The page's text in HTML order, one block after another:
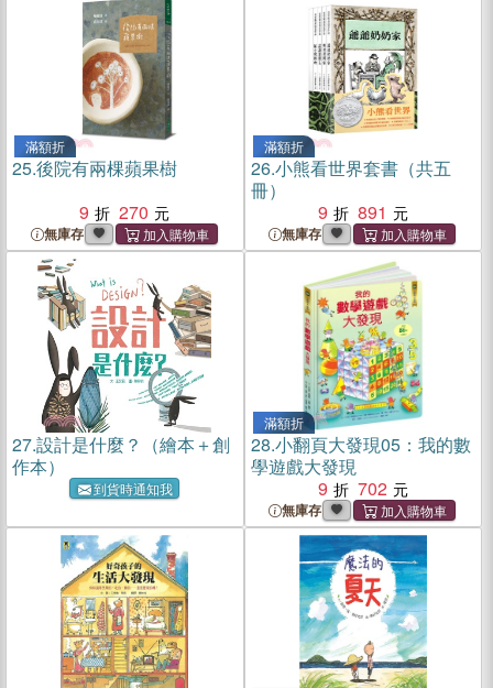
滿額折
25.後院有兩棵蘋果樹
9
270
無庫存
滿額折
26.小熊看世界套書（共五
冊）
9
891
無庫存
27.設計是什麼？（繪本＋創
作本）
到貨時通知我
滿額折
28.小翻頁大發現05：我的數
學遊戲大發現
9
702
無庫存